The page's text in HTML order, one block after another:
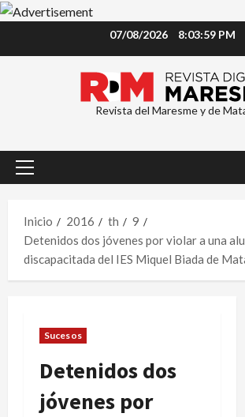
07/08/2026 8:04:00 PM
Revista del Maresme y de
Menú
Inicio
2016 th
9
Detenidos dos jóvenes por violar a una
discapacitada del IES Miquel Biada de
Sucesos
Detenidos dos
jóvenes por